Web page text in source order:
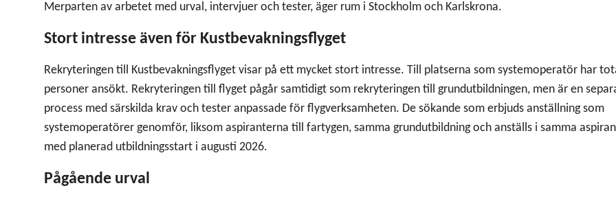
Merparten av arbetet med urval, intervjuer och tester, äger rum i Stockholm och Karlskrona.
Stort intresse även för Kustbevakningsflyget
Rekryteringen till Kustbevakningsflyget visar på ett mycket stort intresse. Till platserna som systemoperatör har
personer ansökt. Rekryteringen till flyget pågår samtidigt som rekryteringen till grundutbildningen, men är en
process med särskilda krav och tester anpassade för flygverksamheten. De sökande som erbjuds anställning som
systemoperatörer genomför, liksom aspiranterna till fartygen, samma grundutbildning och anställs i samma
med planerad utbildningsstart i augusti 2026.
Pågående urval